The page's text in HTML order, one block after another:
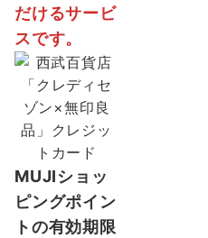
だけるサービ
スです。
MUJIショッ
ピングポイン
トの有効期限